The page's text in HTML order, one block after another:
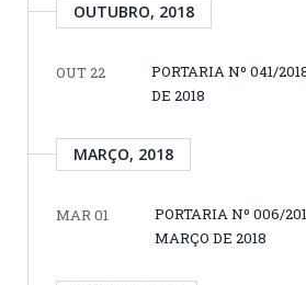
OUTUBRO, 2018
OUT 22
PORTARIA Nº 041/
DE 2018
MARÇO, 2018
MAR 01
PORTARIA Nº 006/
MARÇO DE 2018